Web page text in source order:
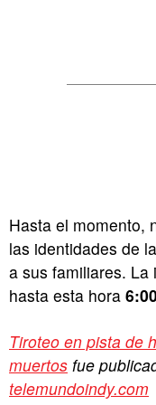
Hasta el momento,
las identidades de
a sus familiares. La
hasta esta hora
Tiroteo en pista de
muertos fue
telemundoindy.com